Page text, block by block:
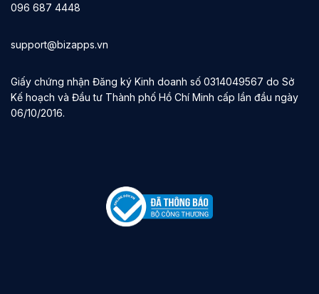
096 687 4448
support@bizapps.vn
Giấy chứng nhận Đăng ký Kinh doanh số 0314049567 do Sở
Kế hoạch và Đầu tư Thành phố Hồ Chí Minh cấp lần đầu ngày
06/10/2016.